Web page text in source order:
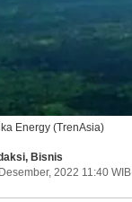
Energy (TrenAsia)
, Bisnis
2022 11:40 WIB